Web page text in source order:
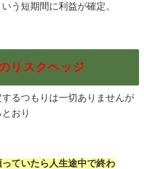
う短期間に利益が確定。
リスクヘッジ
るつもりは一切ありませんが
おり
っていたら人生途中で終わ